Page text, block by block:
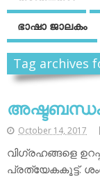
ഭാഷാ ജാലകം
Tag archives
October 14, 2017
വിഗ്രഹങ്ങളെ
പ്രത്യേകകൂട്ട്.